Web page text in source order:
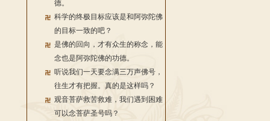
德。
科学的终极目标应该是和阿弥陀佛
的目标一致的吧？
是佛的回向，才有众生的称念，能
念也是阿弥陀佛的功德。
听说我们一天要念满三万声佛号，
往生才有把握。真的是这样吗？
观音菩萨救苦救难，我们遇到困难
可以念菩萨圣号吗？